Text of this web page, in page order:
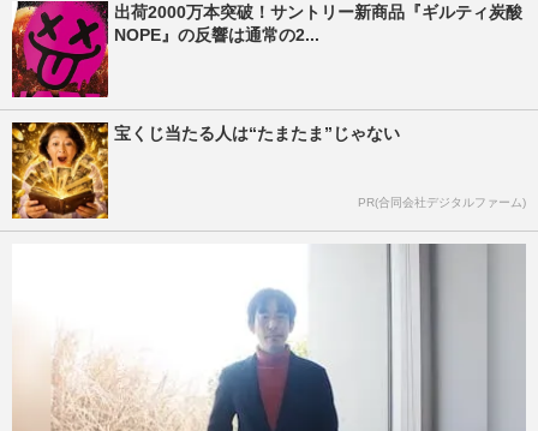
出荷2000万本突破！サントリー新商品『ギルティ炭酸
NOPE』の反響は通常の2...
宝くじ当たる人は“たまたま”じゃない
PR(合同会社デジタルファーム)